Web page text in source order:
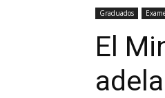
Graduados
El